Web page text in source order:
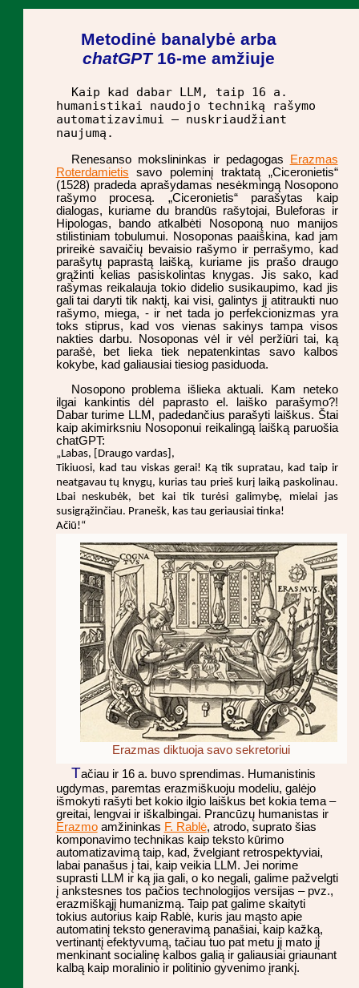
Metodinė banalybė arba
chatGPT16-me amžiuje
Kaip kad dabar LLM, taip 16 a.
humanistikai naudojo techniką rašymo
automatizavimui – nuskriaudžiant
naujumą.
Renesanso mokslininkas ir pedagogas
Erazmas
Roterdamietis savo poleminį traktatą „Ciceronietis“
(1528) pradeda aprašydamas nesėkmingą Nosopono
rašymo procesą. „Ciceronietis“ parašytas kaip
dialogas, kuriame du brandūs rašytojai, Buleforas ir
Hipologas, bando atkalbėti Nosoponą nuo manijos
stilistiniam tobulumui. Nosoponas paaiškina, kad jam
prireikė savaičių bevaisio rašymo ir perrašymo, kad
parašytų paprastą laišką, kuriame jis prašo draugo
grąžinti kelias pasiskolintas knygas. Jis sako, kad
rašymas reikalauja tokio didelio susikaupimo, kad jis
gali tai daryti tik naktį, kai visi, galintys jį atitraukti nuo
rašymo, miega, - ir net tada jo perfekcionizmas yra
toks stiprus, kad vos vienas sakinys tampa visos
nakties darbu. Nosoponas vėl ir vėl peržiūri tai, ką
parašė, bet lieka tiek nepatenkintas savo kalbos
kokybe, kad galiausiai tiesiog pasiduoda.
Nosopono problema išlieka aktuali. Kam neteko
ilgai kankintis dėl paprasto el. laiško parašymo?!
Dabar turime LLM, padedančius parašyti laiškus. Štai
kaip akimirksniu Nosoponui reikalingą laišką paruošia
chatGPT:
„Labas, [Draugo vardas],
Tikiuosi, kad tau viskas gerai! Ką tik supratau, kad taip ir
neatgavau tų knygų, kurias tau prieš kurį laiką paskolinau.
Lbai neskubėk, bet kai tik turėsi galimybę, mielai jas
susigrąžinčiau. Pranešk, kas tau geriausiai tinka!
Ačiū!“
Erazmas diktuoja savo sekretoriui
Tačiau ir 16 a. buvo sprendimas. Humanistinis
ugdymas, paremtas erazmiškuoju modeliu, galėjo
išmokyti rašyti bet kokio ilgio laiškus bet kokia tema –
greitai, lengvai ir iškalbingai. Prancūzų humanistas ir
Erazmoamžininkas F. Rablė, atrodo, suprato šias
komponavimo technikas kaip teksto kūrimo
automatizavimą taip, kad, žvelgiant retrospektyviai,
labai panašus į tai, kaip veikia LLM. Jei norime
suprasti LLM ir ką jia gali, o ko negali, galime pažvelgti
į ankstesnes tos pačios technologijos versijas – pvz.,
erazmiškąjį humanizmą. Taip pat galime skaityti
tokius autorius kaip Rablė, kuris jau mąsto apie
automatinį teksto generavimą panašiai, kaip kažką,
vertinantį efektyvumą, tačiau tuo pat metu jį mato jį
menkinant socialinę kalbos galią ir galiausiai griaunant
kalbą kaip moralinio ir politinio gyvenimo įrankį.